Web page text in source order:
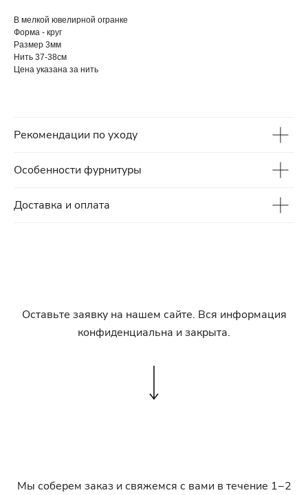
В мелкой ювелирной огранке
Форма - круг
Размер 3мм
Нить 37-38см
Цена указана за нить
Рекомендации по уходу
Особенности фурнитуры
Доставка и оплата
Оставьте заявку на нашем сайте. Вся информация
конфиденциальна и закрыта.
Мы соберем заказ и свяжемся с вами в течение 1−2